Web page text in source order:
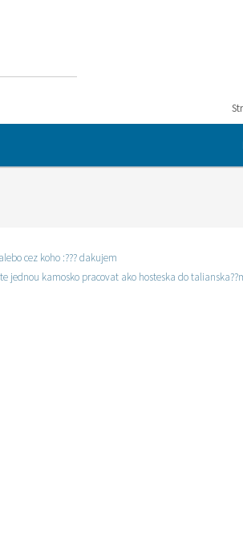
cez aku agenturu chcete ist alebo cez koho :??? dakujem
jednou kamosko pracovat ako hosteska do